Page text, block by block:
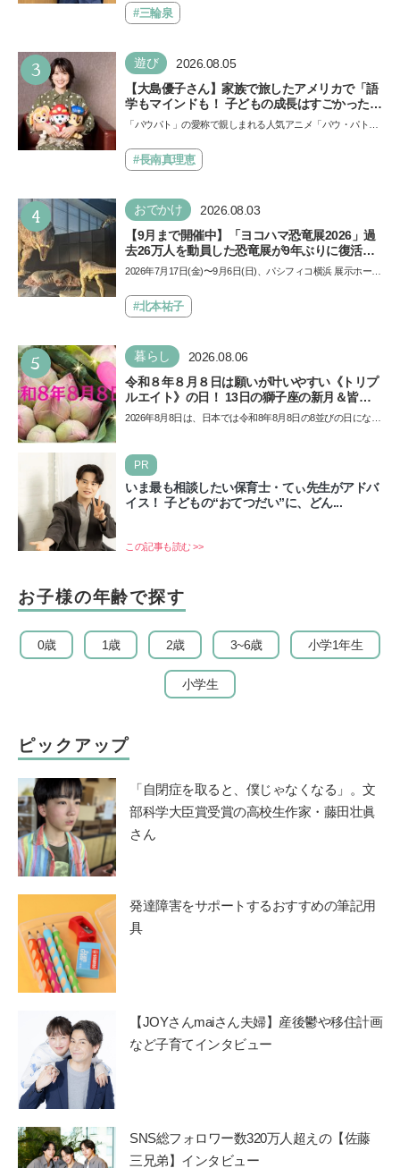
も…#三輪泉
3 遊び 2026.08.05
【大島優子さん】家族で旅したアメリカで「語
学もマインドも！ 子どもの成長はすごかった」
声優をつとめた映画『パウ・パトロール ザ・ダ
できると子どもに知ってほしい
「パウパト」の愛称で親しまれる人気アニメ「パウ・パトロ
ザ…#長南真理恵
4 おでかけ 2026.08.03
【9月まで開催中】「ヨコハマ恐竜展2026」過
去26万人を動員した恐竜展が9年ぶりに復活！
夏休みのおでかけで楽しむポイントを完全ガイ
2026年7月17日(金)〜9月6日(日)、パシフィコ横浜 展示ホール
催…#北本祐子
5 暮らし 2026.08.06
令和８年８月８日は願いが叶いやすい《トリプ
ルエイト》の日！ 13日の獅子座の新月＆皆既
日食の影響にも注目
2026年8月8日は、日本では令和8年8月8日の8並びの日になり
PR
いま最も相談したい保育士・てぃ先生がアドバ
イス！ 子どもの“おてつだい”に、どん...
この記事も読む >>
お子様の年齢で探す
0歳 1歳 2歳 3~6歳 小学1年生
小学生
ピックアップ
「自閉症を取ると、僕じゃなくなる」。文
部科学大臣賞受賞の高校生作家・藤田壮眞
さん
発達障害をサポートするおすすめの筆記用
具
【JOYさんmaiさん夫婦】産後鬱や移住計画
など子育てインタビュー
SNS総フォロワー数320万人超えの【佐藤
三兄弟】インタビュー